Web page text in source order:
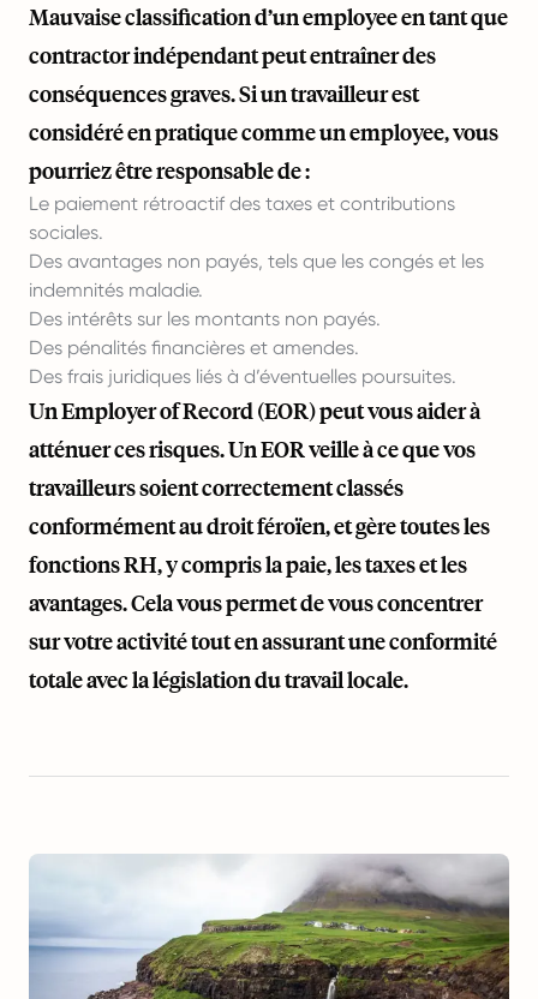
Mauvaise classification d’un employee en tant que
contractor indépendant peut entraîner des
conséquences graves. Si un travailleur est
considéré en pratique comme un employee, vous
pourriez être responsable de :
Le paiement rétroactif des taxes et contributions
sociales.
Des avantages non payés, tels que les congés et les
indemnités maladie.
Des intérêts sur les montants non payés.
Des pénalités financières et amendes.
Des frais juridiques liés à d’éventuelles poursuites.
Un Employer of Record (EOR) peut vous aider à
atténuer ces risques. Un EOR veille à ce que vos
travailleurs soient correctement classés
conformément au droit féroïen, et gère toutes les
fonctions RH, y compris la paie, les taxes et les
avantages. Cela vous permet de vous concentrer
sur votre activité tout en assurant une conformité
totale avec la législation du travail locale.